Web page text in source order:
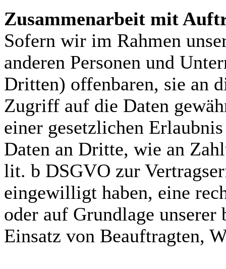
Zusammenarbeit mit
Sofern wir im Rahmen
anderen Personen und
Dritten) offenbaren, sie an
Zugriff auf die Daten
einer gesetzlichen
Daten an Dritte, wie an
lit. b DSGVO zur
eingewilligt haben, eine
oder auf Grundlage
Einsatz von Beauftragten,